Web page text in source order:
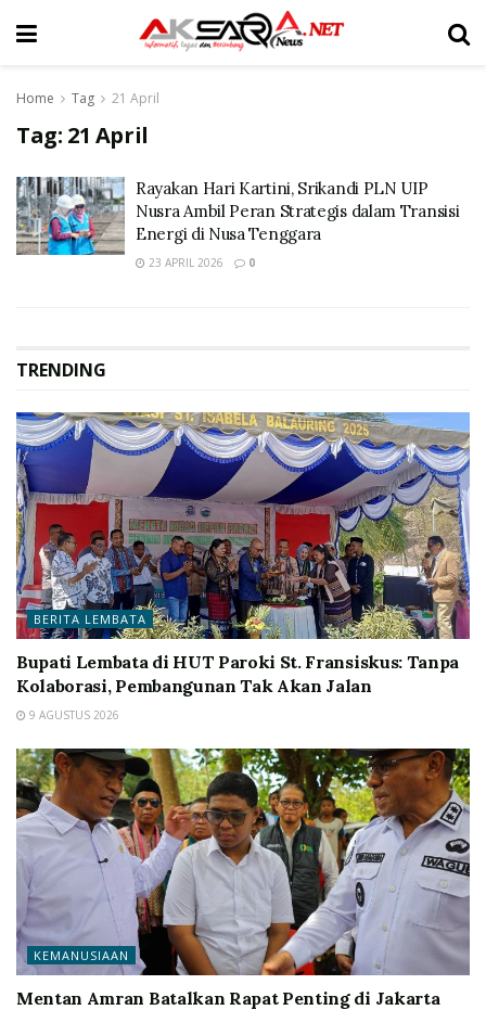
Home Tag 21 April
Tag: 21 April
Rayakan Hari Kartini, Srikandi PLN UIP
Nusra Ambil Peran Strategis dalam Transisi
Energi di Nusa Tenggara
23 APRIL 2026 0
TRENDING
BERITA LEMBATA
Bupati Lembata di HUT Paroki St. Fransiskus: Tanpa
Kolaborasi, Pembangunan Tak Akan Jalan
9 AGUSTUS 2026
KEMANUSIAAN
Mentan Amran Batalkan Rapat Penting di Jakarta